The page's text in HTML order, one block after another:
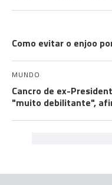
Como evitar o enjoo
MUNDO
Cancro de ex-
"muito debilitante",